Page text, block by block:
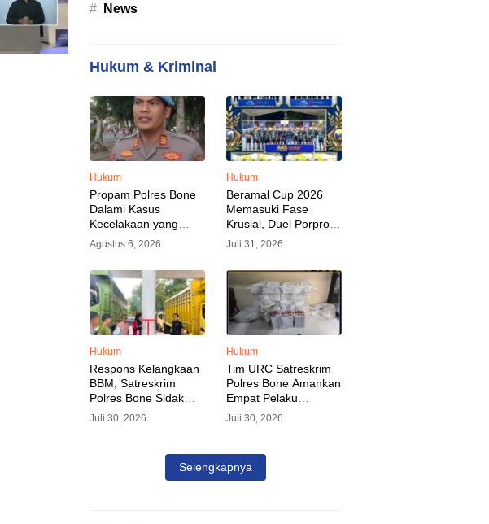
# News
Hukum & Kriminal
Hukum
Propam Polres Bone
Dalami Kasus
Kecelakaan yang
Libatkan Oknum
Polisi, Pelaku Sudah
Diamankan
Agustus 6, 2026
Hukum
Beramal Cup 2026
Memasuki Fase
Krusial, Duel Porprov
Bone vs Trikora Wajo
Jadi Sorotan Malam
Ini
Juli 31, 2026
Hukum
Respons Kelangkaan
BBM, Satreskrim
Polres Bone Sidak
SPBU dan Pangkalan
LPG, AKP Alvin Aji
SPBU Agar Distribusi
BBM Tepat Sasaran
Juli 30, 2026
Hukum
Tim URC Satreskrim
Polres Bone Amankan
Empat Pelaku
Pencurian Aset PLN,
Kerugian Ditaksir
Juli 30, 2026
Selengkapnya